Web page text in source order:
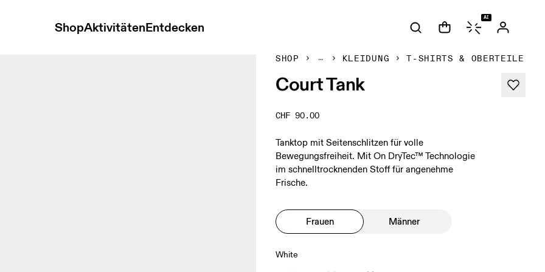
ShopAktivitätenEntdecken
AI
SHOP KLEIDUNG T-SHIRTS & OBERTEILE
Court Tank
CHF 90.00
Tanktop mit Seitenschlitzen für volle
Bewegungsfreiheit. Mit On DryTec™ Technologie
im schnelltrocknenden Stoff für angenehme
Frische.
Frauen Männer
White